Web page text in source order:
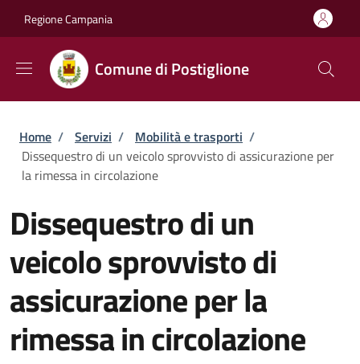
Regione Campania
Comune di Postiglione
Briciole di pane
Home / Servizi / Mobilità e trasporti /
Dissequestro di un veicolo sprovvisto di assicurazione per
la rimessa in circolazione
Dissequestro di un
veicolo sprovvisto di
assicurazione per la
rimessa in circolazione